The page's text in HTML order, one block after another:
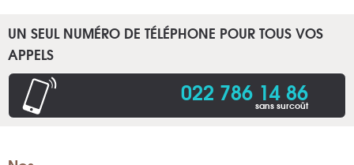
UN SEUL NUMÉRO DE TÉLÉPHONE POUR TOUS VOS
APPELS
022 786 14 86
sans surcoût